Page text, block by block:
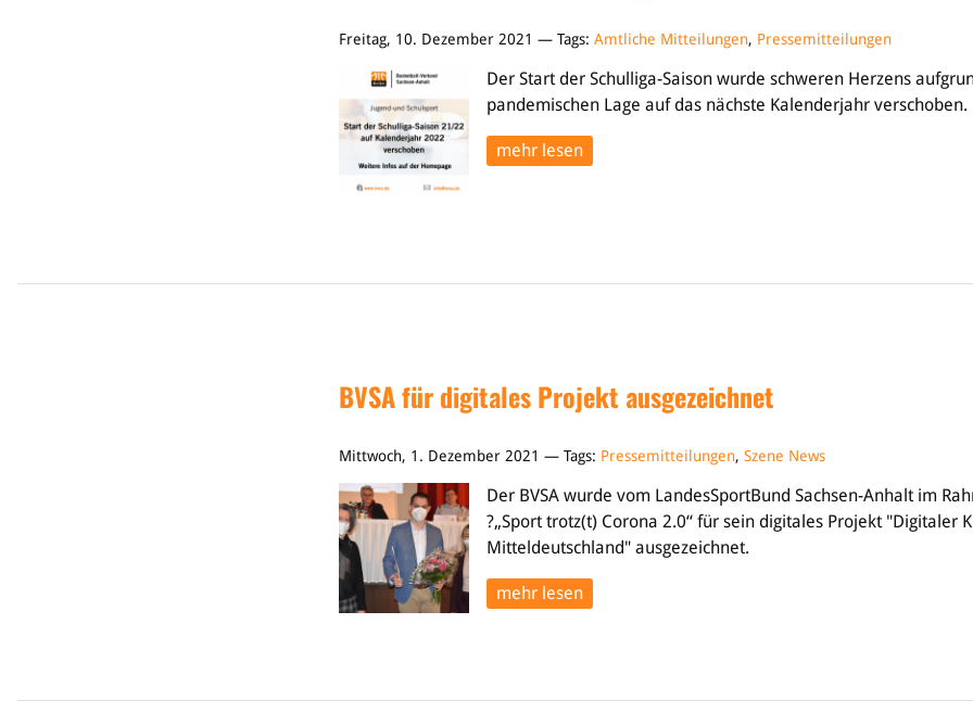
Freitag, 10. Dezember 2021 — Tags: Amtliche Mitteilungen, Pressemitteilungen
Der Start der Schulliga-Saison wurde schweren Herzens
pandemischen Lage auf das nächste Kalenderjahr verschoben.
mehr lesen
BVSA für digitales Projekt ausgezeichnet
Mittwoch, 1. Dezember 2021 — Tags: Pressemitteilungen, Szene News
Der BVSA wurde vom LandesSportBund Sachsen-Anhalt im
?„Sport trotz(t) Corona 2.0“ für sein digitales Projekt "Digitaler
Mitteldeutschland" ausgezeichnet.
mehr lesen